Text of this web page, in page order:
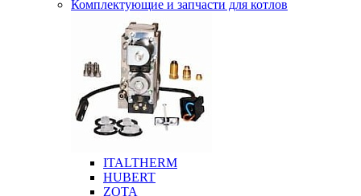
Комплектующие и запчасти для котлов
ITALTHERM
HUBERT
ZOTA